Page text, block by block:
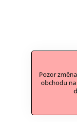
Pozor
obchodu